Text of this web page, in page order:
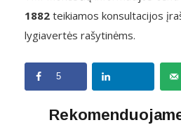
1882 teikiamos konsultacijos
lygiavertės rašytinėms.
5